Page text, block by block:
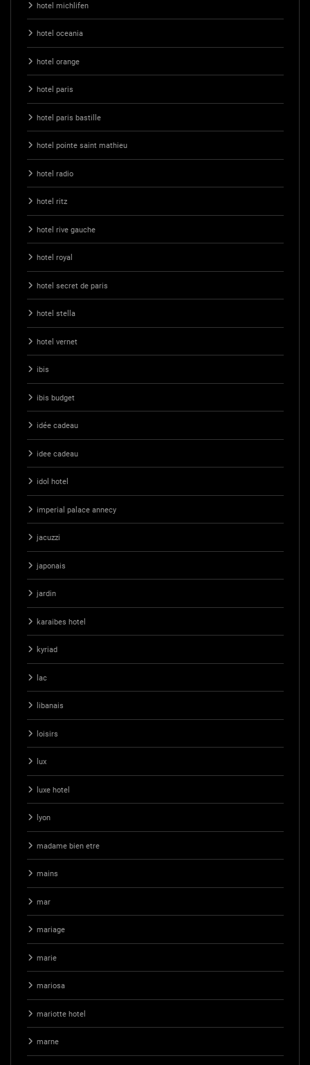
hotel michlifen
hotel oceania
hotel orange
hotel paris
hotel paris bastille
hotel pointe saint mathieu
hotel radio
hotel ritz
hotel rive gauche
hotel royal
hotel secret de paris
hotel stella
hotel vernet
ibis
ibis budget
idée cadeau
idee cadeau
idol hotel
imperial palace annecy
jacuzzi
japonais
jardin
karaibes hotel
kyriad
lac
libanais
loisirs
lux
luxe hotel
lyon
madame bien etre
mains
mar
mariage
marie
mariosa
mariotte hotel
marne